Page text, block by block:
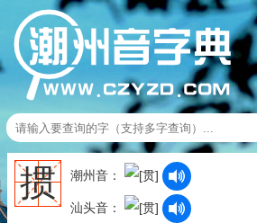
掼 潮州音：
汕头音：